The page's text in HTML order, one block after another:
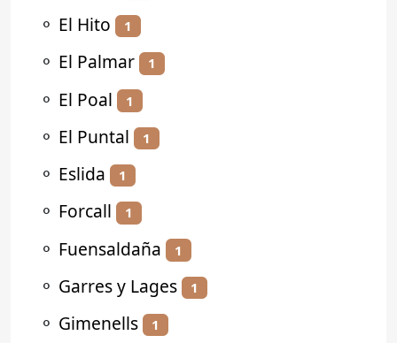
⚬ El Hito 1
⚬ El Palmar 1
⚬ El Poal 1
⚬ El Puntal 1
⚬ Eslida 1
⚬ Forcall 1
⚬ Fuensaldaña 1
⚬ Garres y Lages 1
⚬ Gimenells 1